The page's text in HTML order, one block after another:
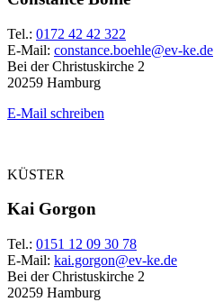
Tel.: 0172 42 42 322
E-Mail: constance.boehle@ev-ke.de
Bei der Christuskirche 2
20259 Hamburg
E-Mail schreiben
KÜSTER
Kai Gorgon
Tel.: 0151 12 09 30 78
E-Mail: kai.gorgon@ev-ke.de
Bei der Christuskirche 2
20259 Hamburg